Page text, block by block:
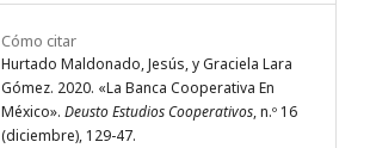
Cómo citar
Hurtado Maldonado, Jesús, y Graciela Lara
Gómez. 2020. «La Banca Cooperativa En
México». Deusto Estudios Cooperativos, n.º 16
(diciembre), 129-47.